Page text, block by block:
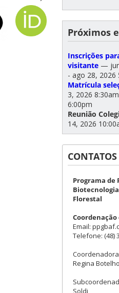
Próximos
Inscrições
visitante —
- ago 28, 2026
Matrícula
3, 2026
6:00pm
Reunião
14, 2026
CONTATOS
Programa de
Florestal
Coordenação
Email:
Telefone: (48)
Regina Botelho
Soldi